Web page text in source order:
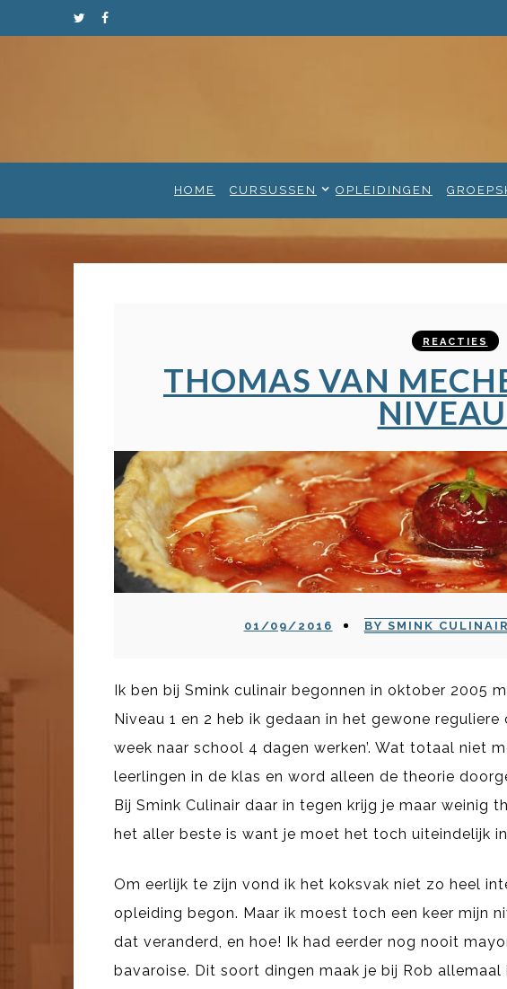
HOME CURSUSSEN OPLEIDINGEN
REACTIES
THOMAS VAN
01/09/2016 BY SMINK CULINAIR
Ik ben bij Smink culinair begonnen in oktober 2005
Niveau 1 en 2 heb ik gedaan in het gewone
week naar school 4 dagen werken’. Wat totaal niet
leerlingen in de klas en word alleen de theorie
Bij Smink Culinair daar in tegen krijg je maar weinig
het aller beste is want je moet het toch uiteindelijk
Om eerlijk te zijn vond ik het koksvak niet zo heel
opleiding begon. Maar ik moest toch een keer mijn
dat veranderd, en hoe! Ik had eerder nog nooit
bavaroise. Dit soort dingen maak je bij Rob